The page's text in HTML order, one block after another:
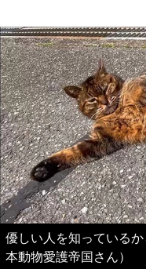
優しい人を知っている
本動物愛護帝国さん）